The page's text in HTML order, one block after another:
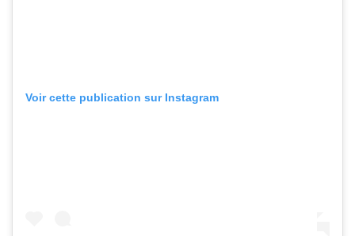
Voir cette publication sur Instagram